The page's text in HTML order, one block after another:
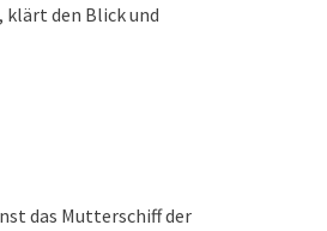
klärt den Blick und
das Mutterschiff der